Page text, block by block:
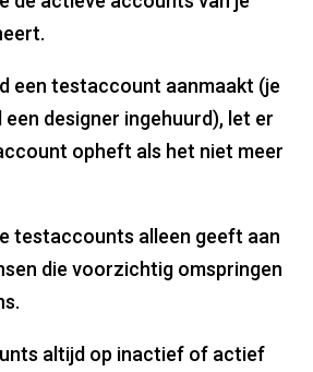
een testaccount aanmaakt (je
designer ingehuurd), let er
opheft als het niet meer
testaccounts alleen geeft aan
die voorzichtig omspringen
altijd op inactief of actief